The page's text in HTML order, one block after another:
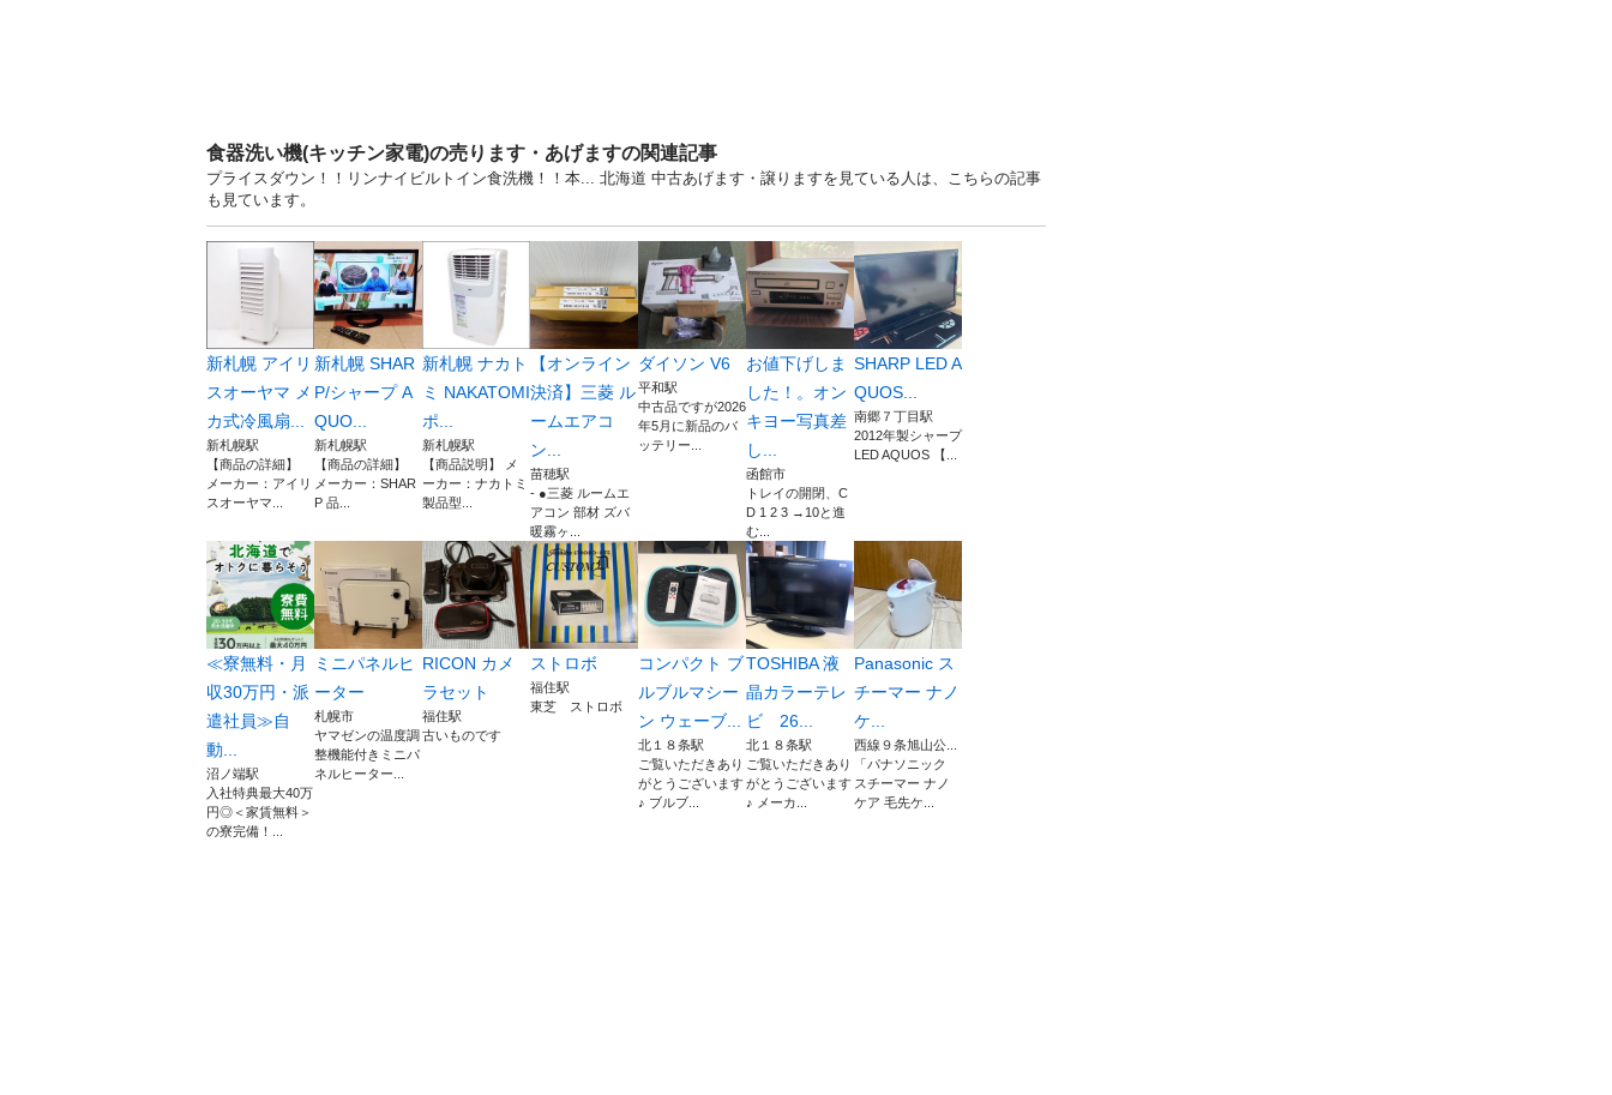
食器洗い機(キッチン家電)の売ります・あげますの関連記事
プライスダウン！！リンナイビルトイン食洗機！！本... 北海道 中古あげます・譲りますを見ている人は、こちらの記事
も見ています。
新札幌 アイリ
スオーヤマ メ
カ式冷風扇...
新札幌駅
【商品の詳細】
メーカー：アイリ
スオーヤマ...
新札幌 SHAR
P/シャープ A
QUO...
新札幌駅
【商品の詳細】
メーカー：SHAR
P 品...
新札幌 ナカト
ミ NAKATOMI
ポ...
新札幌駅
【商品説明】 メ
ーカー：ナカトミ
製品型...
【オンライン
決済】三菱 ル
ームエアコ
ン...
苗穂駅
- ●三菱 ルームエ
アコン 部材 ズバ
暖霧ヶ...
ダイソン V6
平和駅
中古品ですが2026
年5月に新品のバ
ッテリー...
お値下げしま
した！。オン
キヨー写真差
し...
函館市
トレイの開閉、C
D 1 2 3 →10と進
む...
SHARP LED A
QUOS...
南郷７丁目駅
2012年製シャープ
LED AQUOS 【...
≪寮無料・月
収30万円・派
遣社員≫自
動...
沼ノ端駅
入社特典最大40万
円◎＜家賃無料＞
の寮完備！...
ミニパネルヒ
ーター
札幌市
ヤマゼンの温度調
整機能付きミニパ
ネルヒーター...
RICON カメ
ラセット
福住駅
古いものです
ストロボ
福住駅
東芝 ストロボ
コンパクト ブ
ルブルマシー
ン ウェーブ...
北１８条駅
ご覧いただきあり
がとうございます
♪ ブルブ...
TOSHIBA 液
晶カラーテレ
ビ 26...
北１８条駅
ご覧いただきあり
がとうございます
♪ メーカ...
Panasonic ス
チーマー ナノ
ケ...
西線９条旭山公...
「パナソニック
スチーマー ナノ
ケア 毛先ケ...